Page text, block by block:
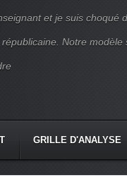
et je suis choqué
républicaine. Notre
GRILLE D'ANALYSE